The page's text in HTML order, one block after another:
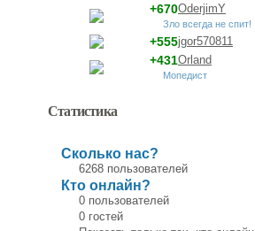
OderjimY
+670
Зло всегда не спит!
jgor570811
+555
Orland
+431
Мопедист
Статистика
Сколько нас?
6268 пользователей
Кто онлайн?
0 пользователей
0 гостей